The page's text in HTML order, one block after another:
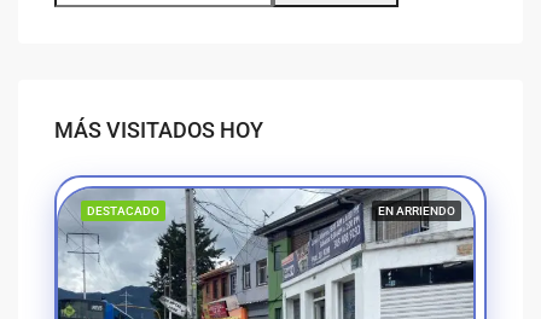
MÁS VISITADOS HOY
EN ARRIENDO
DESTACADO